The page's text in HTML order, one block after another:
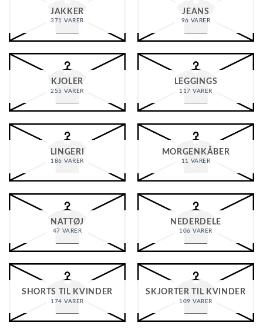
JAKKER
371 VARER
JEANS
96 VARER
KJOLER
255 VARER
LEGGINGS
117 VARER
LINGERI
186 VARER
MORGENKÅBER
11 VARER
NATTØJ
47 VARER
NEDERDELE
106 VARER
SHORTS TIL KVINDER
174 VARER
SKJORTER TIL KVINDER
109 VARER